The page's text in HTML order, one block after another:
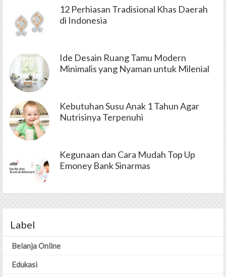
12 Perhiasan Tradisional Khas Daerah
di Indonesia
Ide Desain Ruang Tamu Modern
Minimalis yang Nyaman untuk Milenial
Kebutuhan Susu Anak 1 Tahun Agar
Nutrisinya Terpenuhi
Kegunaan dan Cara Mudah Top Up
Emoney Bank Sinarmas
Label
Belanja Online
Edukasi